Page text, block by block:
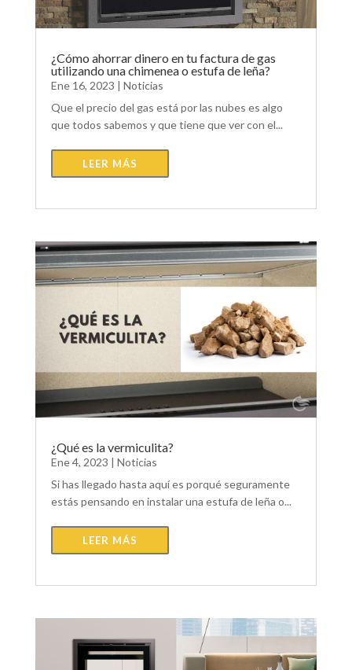
¿Cómo ahorrar dinero en tu factura de gas
utilizando una chimenea o estufa de leña?
Ene 16, 2023 | Noticias
Que el precio del gas está por las nubes es algo
que todos sabemos y que tiene que ver con el...
LEER MÁS
¿Qué es la vermiculita?
Ene 4, 2023 | Noticias
Si has llegado hasta aquí es porqué seguramente
estás pensando en instalar una estufa de leña o...
LEER MÁS